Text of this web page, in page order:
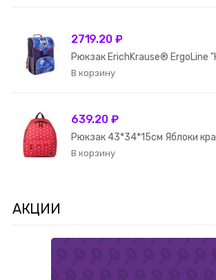
2719.20 ₽
Рюкзак ErichKrause® ErgoLine
639.20 ₽
Рюкзак 43*34*15см Яблоки
АКЦИИ